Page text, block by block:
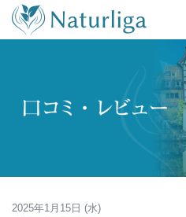
2025年1月15日 (水)